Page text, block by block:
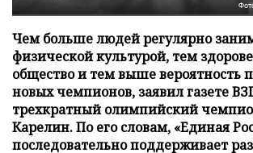
Чем больше людей регулярно
физической культурой, тем
общество и тем выше вероятность
новых чемпионов, заявил газете
трехкратный олимпийский
Карелин. По его словам, «Единая
последовательно поддерживает